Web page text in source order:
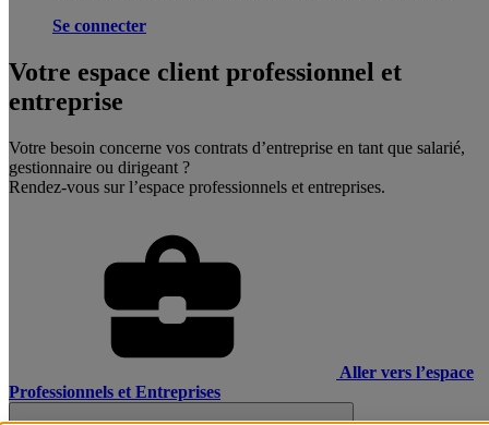
Se connecter
Votre espace client professionnel et
entreprise
Votre besoin concerne vos contrats d’entreprise en tant que salarié,
gestionnaire ou dirigeant ?
Rendez-vous sur l’espace professionnels et entreprises.
Aller vers l’espace
Professionnels et Entreprises